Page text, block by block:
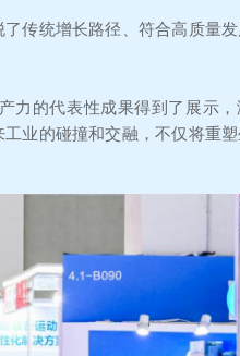
传统增长路径、符合高质量发
的代表性成果得到了展示，
业的碰撞和交融，不仅将重塑